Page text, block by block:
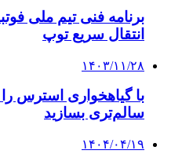
برنامه فنی تیم ملی
انتقال سریع توپ
۱۴۰۳/۱۱/۲۸
با گیاهخواری استرس
سالم‌تری بسازید
۱۴۰۴/۰۴/۱۹